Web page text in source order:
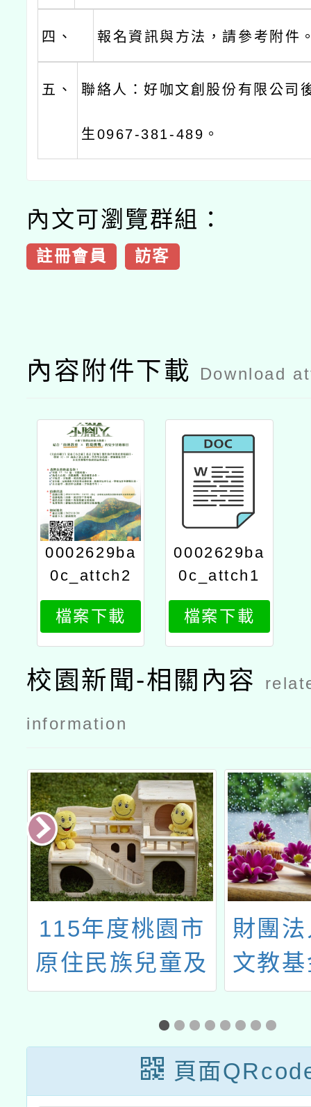
四、 報名資訊與方法，請參考附件
五、 聯絡人：好咖文創股份有限公司
生0967-381-489。
內文可瀏覽群組：
註冊會員 訪客
內容附件下載 Download
0002629ba
0c_attch2
檔案下載
0002629ba
0c_attch1
檔案下載
校園新聞-相關內容
information
115年度桃園市
原住民族兒童及
少年成長營-
sakalemed
ita「原」來我很
會!
財團
文教
「紙
鎮市
工程
航」
頁面